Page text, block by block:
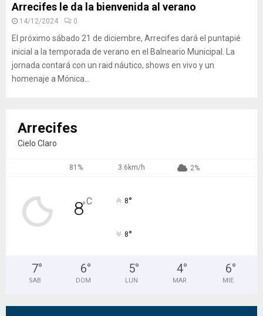
Arrecifes le da la bienvenida al verano
14/12/2024 0
El próximo sábado 21 de diciembre, Arrecifes dará el puntapié
inicial a la temporada de verano en el Balneario Municipal. La
jornada contará con un raid náutico, shows en vivo y un
homenaje a Mónica...
Arrecifes
Cielo Claro
81% 3.6km/h 2%
8°C 8°
8°
7°
SAB
6°
DOM
5°
LUN
4°
MAR
6°
MIE